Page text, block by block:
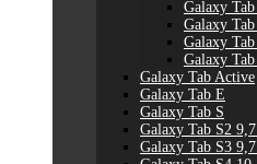
Galaxy
Galaxy
Galaxy
Galaxy
Galaxy Tab Active
Galaxy Tab E
Galaxy Tab S
Galaxy Tab S2
Galaxy Tab S3